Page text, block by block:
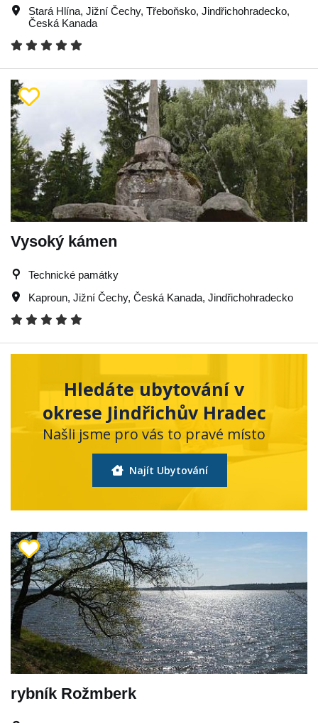
Stará Hlína, Jižní Čechy, Třeboňsko, Jindřichohradecko,
Česká Kanada
Vysoký kámen
Technické památky
Kaproun, Jižní Čechy, Česká Kanada, Jindřichohradecko
Hledáte ubytování v
okrese Jindřichův Hradec
Našli jsme pro vás to pravé místo
Najít Ubytování
rybník Rožmberk